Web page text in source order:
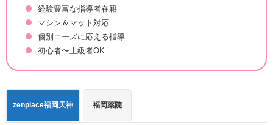
経験豊富な指導者在籍
マシン＆マット対応
個別ニーズに応える指導
初心者〜上級者OK
zenplace福岡天神 福岡薬院